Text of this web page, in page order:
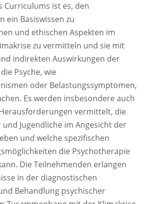
Curriculums ist es, den
ein Basiswissen zu
und ethischen Aspekten im
zu vermitteln und sie mit
indirekten Auswirkungen der
Psyche, wie
oder Belastungssymptomen,
Es werden insbesondere auch
vermittelt, die
Jugendliche im Angesicht der
und welche spezifischen
die Psychotherapie
Die Teilnehmenden erlangen
in der diagnostischen
Behandlung psychischer